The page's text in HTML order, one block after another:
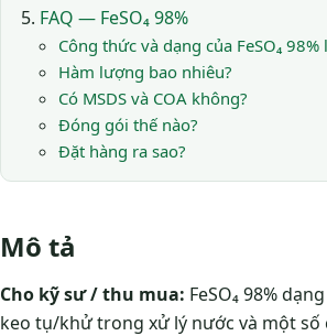
FAQ — FeSO₄ 98%
Công thức và dạng của FeSO₄ 98%
Hàm lượng bao nhiêu?
Có MSDS và COA không?
Đóng gói thế nào?
Đặt hàng ra sao?
Mô tả
Cho kỹ sư / thu mua: FeSO₄ 98%
keo tụ/khử trong xử lý nước và một số